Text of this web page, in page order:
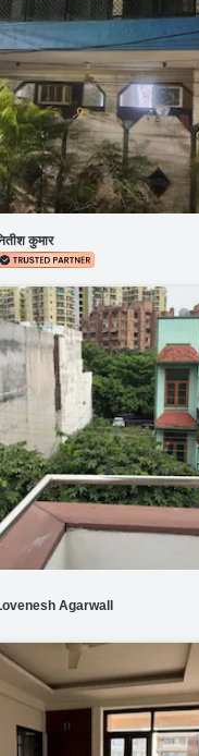
False Ceiling
TV Unit Design
Wall Paint Design
Wall Design
Window Design
Tiles Design
Kitchen Tiles
Kitchen False
Staircase Design
Door Design
Crockery Unit
Study Room
कुमार
Agarwall